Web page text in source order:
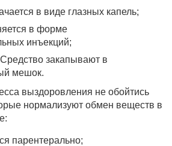
в виде глазных капель;
в форме
инъекций;
закапывают в
мешок.
выздоровления не обойтись
нормализуют обмен веществ в
парентерально;